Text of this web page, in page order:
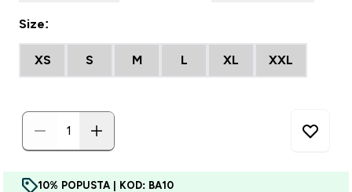
Size:
XS S M L XL XXL
10% POPUSTA | KOD: BA10